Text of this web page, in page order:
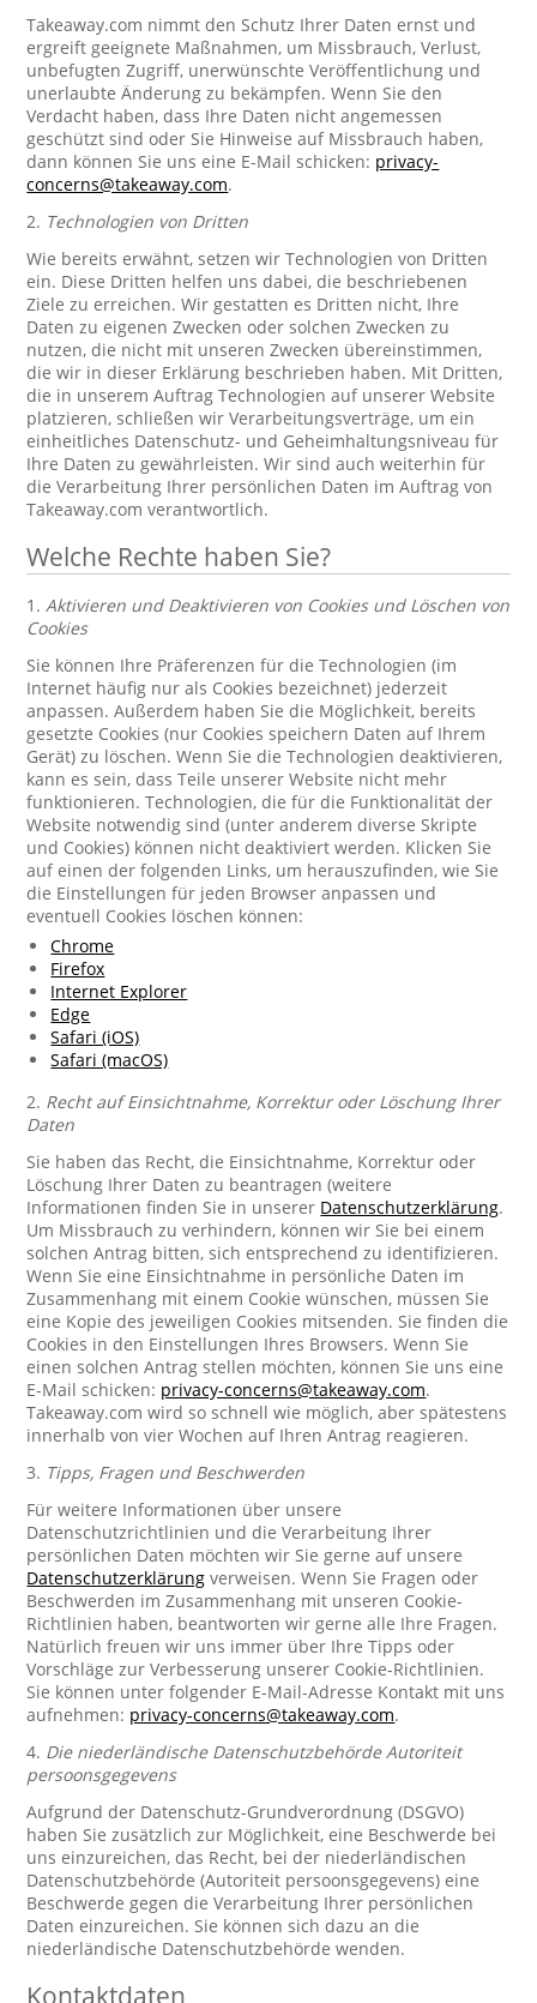
Takeaway.com nimmt den Schutz Ihrer Daten ernst und
ergreift geeignete Maßnahmen, um Missbrauch, Verlust,
unbefugten Zugriff, unerwünschte Veröffentlichung und
unerlaubte Änderung zu bekämpfen. Wenn Sie den
Verdacht haben, dass Ihre Daten nicht angemessen
geschützt sind oder Sie Hinweise auf Missbrauch haben,
dann können Sie uns eine E-Mail schicken: privacy-
concerns@takeaway.com.
2. Technologien von Dritten
Wie bereits erwähnt, setzen wir Technologien von Dritten
ein. Diese Dritten helfen uns dabei, die beschriebenen
Ziele zu erreichen. Wir gestatten es Dritten nicht, Ihre
Daten zu eigenen Zwecken oder solchen Zwecken zu
nutzen, die nicht mit unseren Zwecken übereinstimmen,
die wir in dieser Erklärung beschrieben haben. Mit Dritten,
die in unserem Auftrag Technologien auf unserer Website
platzieren, schließen wir Verarbeitungsverträge, um ein
einheitliches Datenschutz- und Geheimhaltungsniveau für
Ihre Daten zu gewährleisten. Wir sind auch weiterhin für
die Verarbeitung Ihrer persönlichen Daten im Auftrag von
Takeaway.com verantwortlich.
Welche Rechte haben Sie?
1.Aktivieren und Deaktivieren von Cookies und Löschen von
Cookies
Sie können Ihre Präferenzen für die Technologien (im
Internet häufig nur als Cookies bezeichnet) jederzeit
anpassen. Außerdem haben Sie die Möglichkeit, bereits
gesetzte Cookies (nur Cookies speichern Daten auf Ihrem
Gerät) zu löschen. Wenn Sie die Technologien deaktivieren,
kann es sein, dass Teile unserer Website nicht mehr
funktionieren. Technologien, die für die Funktionalität der
Website notwendig sind (unter anderem diverse Skripte
und Cookies) können nicht deaktiviert werden. Klicken Sie
auf einen der folgenden Links, um herauszufinden, wie Sie
die Einstellungen für jeden Browser anpassen und
eventuell Cookies löschen können:
Chrome
Firefox
Internet Explorer
Edge
Safari (iOS)
Safari (macOS)
2. Recht auf Einsichtnahme, Korrektur oder Löschung Ihrer
Daten
Sie haben das Recht, die Einsichtnahme, Korrektur oder
Löschung Ihrer Daten zu beantragen (weitere
Informationen finden Sie in unserer Datenschutzerklärung.
Um Missbrauch zu verhindern, können wir Sie bei einem
solchen Antrag bitten, sich entsprechend zu identifizieren.
Wenn Sie eine Einsichtnahme in persönliche Daten im
Zusammenhang mit einem Cookie wünschen, müssen Sie
eine Kopie des jeweiligen Cookies mitsenden. Sie finden die
Cookies in den Einstellungen Ihres Browsers. Wenn Sie
einen solchen Antrag stellen möchten, können Sie uns eine
E-Mail schicken: privacy-concerns@takeaway.com.
Takeaway.com wird so schnell wie möglich, aber spätestens
innerhalb von vier Wochen auf Ihren Antrag reagieren.
3. Tipps, Fragen und Beschwerden
Für weitere Informationen über unsere
Datenschutzrichtlinien und die Verarbeitung Ihrer
persönlichen Daten möchten wir Sie gerne auf unsere
Datenschutzerklärung verweisen. Wenn Sie Fragen oder
Beschwerden im Zusammenhang mit unseren Cookie-
Richtlinien haben, beantworten wir gerne alle Ihre Fragen.
Natürlich freuen wir uns immer über Ihre Tipps oder
Vorschläge zur Verbesserung unserer Cookie-Richtlinien.
Sie können unter folgender E-Mail-Adresse Kontakt mit uns
aufnehmen: privacy-concerns@takeaway.com.
4. Die niederländische Datenschutzbehörde Autoriteit
persoonsgegevens
Aufgrund der Datenschutz-Grundverordnung (DSGVO)
haben Sie zusätzlich zur Möglichkeit, eine Beschwerde bei
uns einzureichen, das Recht, bei der niederländischen
Datenschutzbehörde (Autoriteit persoonsgegevens) eine
Beschwerde gegen die Verarbeitung Ihrer persönlichen
Daten einzureichen. Sie können sich dazu an die
niederländische Datenschutzbehörde wenden.
Kontaktdaten